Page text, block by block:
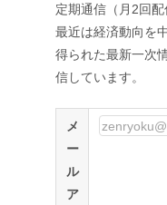
定期通信（月2回配
最近は経済動向を
得られた最新一次
信しています。
メ
ー
ル
ア